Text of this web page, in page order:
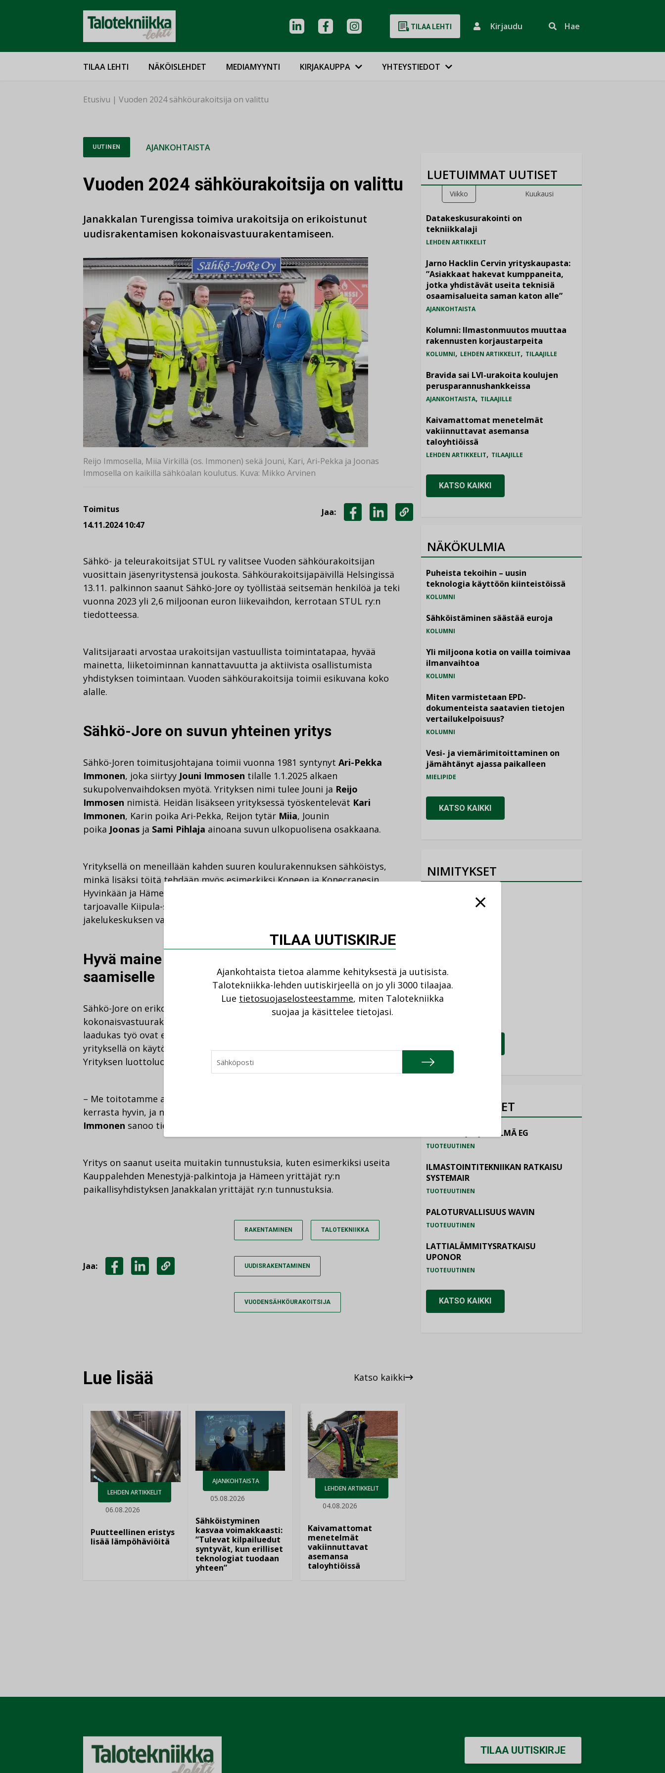
TILAA LEHTI Kirjaudu Hae
TILAA LEHTI NÄKÖISLEHDET MEDIAMYYNTI KIRJAKAUPPA YHTEYSTIEDOT
Etusivu | Vuoden 2024 sähköurakoitsija on valittu
UUTINEN AJANKOHTAISTA
Vuoden 2024 sähköurakoitsija on valittu
Janakkalan Turengissa toimiva urakoitsija on erikoistunut
uudisrakentamisen kokonaisvastuurakentamiseen.
Reijo Immosella, Miia Virkillä (os. Immonen) sekä Jouni, Kari, Ari-Pekka ja Joonas
Immosella on kaikilla sähköalan koulutus. Kuva: Mikko Arvinen
Toimitus
14.11.2024 10:47
Jaa:
LINKEDINISSÄ
Sähkö- ja teleurakoitsijat STUL ry valitsee Vuoden sähköurakoitsijan
vuosittain jäsenyritystensä joukosta. Sähköurakoitsijapäivillä Helsingissä
13.11. palkinnon saanut Sähkö-Jore oy työllistää seitsemän henkilöä ja teki
vuonna 2023 yli 2,6 miljoonan euron liikevaihdon, kerrotaan STUL ry:n
tiedotteessa.
Valitsijaraati arvostaa urakoitsijan vastuullista toimintatapaa, hyvää
mainetta, liiketoiminnan kannattavuutta ja aktiivista osallistumista
yhdistyksen toimintaan. Vuoden sähköurakoitsija toimii esikuvana koko
alalle.
Sähkö-Jore on suvun yhteinen yritys
Sähkö-Joren toimitusjohtajana toimii vuonna 1981 syntynyt Ari-Pekka
Immonen, joka siirtyy Jouni Immosen tilalle 1.1.2025 alkaen
sukupolvenvaihdoksen myötä. Yrityksen nimi tulee Jouni ja Reijo
Immosen nimistä. Heidän lisäkseen yrityksessä työskentelevät Kari
Immonen, Karin poika Ari-Pekka, Reijon tytär Miia, Jounin
poika Joonas ja Sami Pihlaja ainoana suvun ulkopuolisena osakkaana.
Yrityksellä on meneillään kahden suuren koulurakennuksen sähköistys,
minkä lisäksi töitä tehdään myös esimerkiksi Koneen ja Konecranesin
Hyvinkään ja Hämeenlinnan tuotantolaitoksilla sekä koulutuspalveluita
tarjoavalle Kiipula-säätiölle. Pari vuotta sitten yritys vastasi Lidlin Turengin
jakelukeskuksen valaistusremontista ja kylmälaitteiden sähköistyksestä.
Hyvä maine on edellytys KVR-urakoiden
saamiselle
Sähkö-Jore on erikoistunut uudisrakentamisen
kokonaisvastuurakentamiseen. KVR-urakoiden saamisessa hyvä maine ja
laadukas työ ovat ehdottomia edellytyksiä. Laadun varmistamiseksi
yrityksellä on käytössä esimerkiksi STUL kohdelaatu -laatujärjestelmä.
Yrityksen luottoluokitus on ollut yli kymmenen vuotta AAA.
– Me toitotamme aina kaikille aliurakoitsijoillemmekin, että työt pitää tehdä
kerrasta hyvin, ja niin, että kaikki voivat olla ylpeitä omasta työstään,
Immonen sanoo tiedotteessa.
Yritys on saanut useita muitakin tunnustuksia, kuten esimerkiksi useita
Kauppalehden Menestyjä-palkintoja ja Hämeen yrittäjät ry:n
paikallisyhdistyksen Janakkalan yrittäjät ry:n tunnustuksia.
Jaa:
RAKENTAMINEN TALOTEKNIIKKA
UUDISRAKENTAMINEN
VUODENSÄHKÖURAKOITSIJA
Lue lisää Katso kaikki
LEHDEN ARTIKKELIT
06.08.2026
Puutteellinen eristys
lisää lämpöhäviöitä
AJANKOHTAISTA
05.08.2026
Sähköistyminen
kasvaa voimakkaasti:
”Tulevat kilpailuedut
syntyvät, kun erilliset
teknologiat tuodaan
yhteen”
LEHDEN ARTIKKELIT
04.08.2026
Kaivamattomat
menetelmät
vakiinnuttavat
asemansa
taloyhtiöissä
LUETUIMMAT UUTISET
Viikko Kuukausi
Datakeskusurakointi on
tekniikkalaji
LEHDEN ARTIKKELIT
Jarno Hacklin Cervin yrityskaupasta:
”Asiakkaat hakevat kumppaneita,
jotka yhdistävät useita teknisiä
osaamisalueita saman katon alle”
AJANKOHTAISTA
Kolumni: Ilmastonmuutos muuttaa
rakennusten korjaustarpeita
KOLUMNI, LEHDEN ARTIKKELIT, TILAAJILLE
Bravida sai LVI-urakoita koulujen
perusparannushankkeissa
AJANKOHTAISTA, TILAAJILLE
Kaivamattomat menetelmät
vakiinnuttavat asemansa
taloyhtiöissä
LEHDEN ARTIKKELIT, TILAAJILLE
KATSO KAIKKI
NÄKÖKULMIA
Puheista tekoihin – uusin
teknologia käyttöön kiinteistöissä
KOLUMNI
Sähköistäminen säästää euroja
KOLUMNI
Yli miljoona kotia on vailla toimivaa
ilmanvaihtoa
KOLUMNI
Miten varmistetaan EPD-
dokumenteista saatavien tietojen
vertailukelpoisuus?
KOLUMNI
Vesi- ja viemärimitoittaminen on
jämähtänyt ajassa paikalleen
MIELIPIDE
KATSO KAIKKI
NIMITYKSET
Schneider Electric
TUOTEUUTISET
HALLINTAJÄRJESTELMÄ EG
TUOTEUUTINEN
ILMASTOINTITEKNIIKAN RATKAISU
SYSTEMAIR
TUOTEUUTINEN
PALOTURVALLISUUS WAVIN
TUOTEUUTINEN
LATTIALÄMMITYSRATKAISU
UPONOR
TUOTEUUTINEN
KATSO KAIKKI
TILAA UUTISKIRJE
TILAA UUTISKIRJE
Ajankohtaista tietoa alamme kehityksestä ja uutisista.
Talotekniikka-lehden uutiskirjeellä on jo yli 3000 tilaajaa.
Lue tietosuojaselosteestamme, miten Talotekniikka
suojaa ja käsittelee tietojasi.